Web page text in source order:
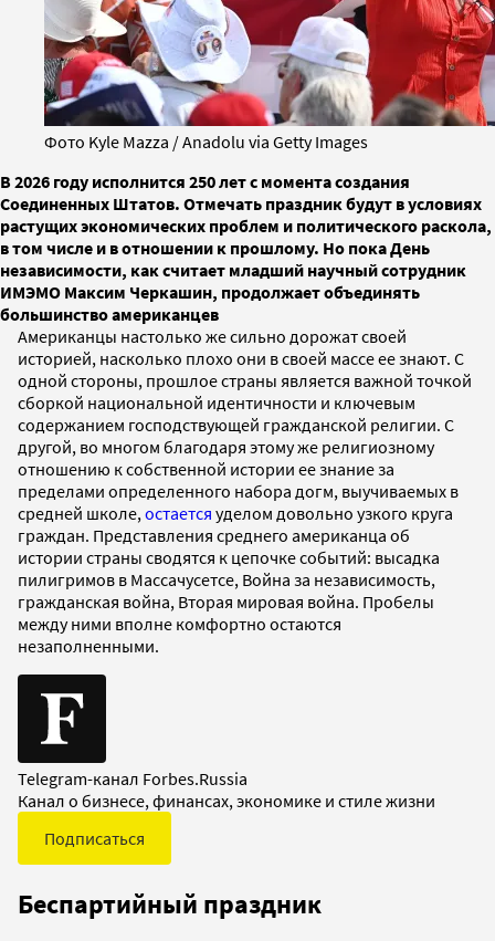
Фото Kyle Mazza / Anadolu via Getty Images
В 2026 году исполнится 250 лет с момента создания
Соединенных Штатов. Отмечать праздник будут в условиях
растущих экономических проблем и политического раскола,
в том числе и в отношении к прошлому. Но пока День
независимости, как считает младший научный сотрудник
ИМЭМО Максим Черкашин, продолжает объединять
большинство американцев
Американцы настолько же сильно дорожат своей
историей, насколько плохо они в своей массе ее знают. С
одной стороны, прошлое страны является важной точкой
сборкой национальной идентичности и ключевым
содержанием господствующей гражданской религии. С
другой, во многом благодаря этому же религиозному
отношению к собственной истории ее знание за
пределами определенного набора догм, выучиваемых в
средней школе, остается уделом довольно узкого круга
граждан. Представления среднего американца об
истории страны сводятся к цепочке событий: высадка
пилигримов в Массачусетсе, Война за независимость,
гражданская война, Вторая мировая война. Пробелы
между ними вполне комфортно остаются
незаполненными.
Telegram-канал Forbes.Russia
Канал о бизнесе, финансах, экономике и стиле жизни
Подписаться
Беспартийный праздник